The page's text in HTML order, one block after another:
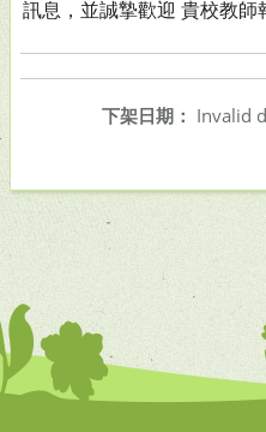
訊息，並誠摯歡迎 貴校教師
下架日期： Invalid